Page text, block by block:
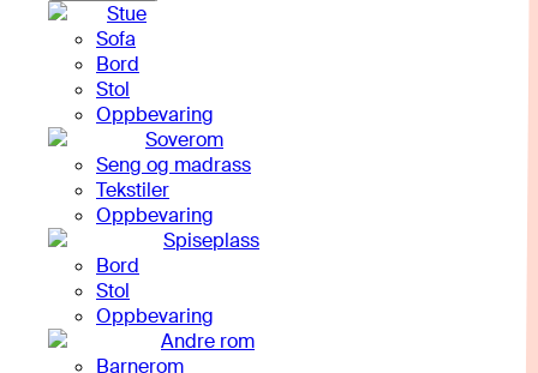
Stue
Sofa
Bord
Stol
Oppbevaring
Soverom
Seng og madrass
Tekstiler
Oppbevaring
Spiseplass
Bord
Stol
Oppbevaring
Andre rom
Barnerom